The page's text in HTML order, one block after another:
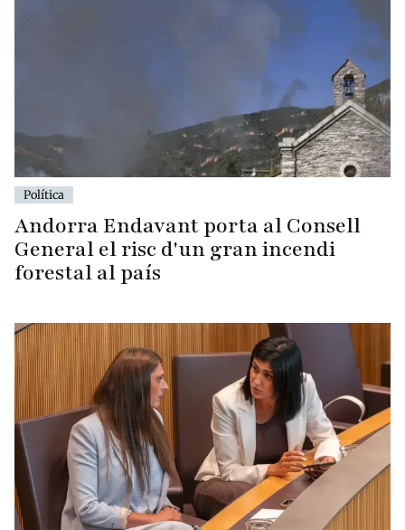
Política
Andorra Endavant porta al Consell
General el risc d'un gran incendi
forestal al país